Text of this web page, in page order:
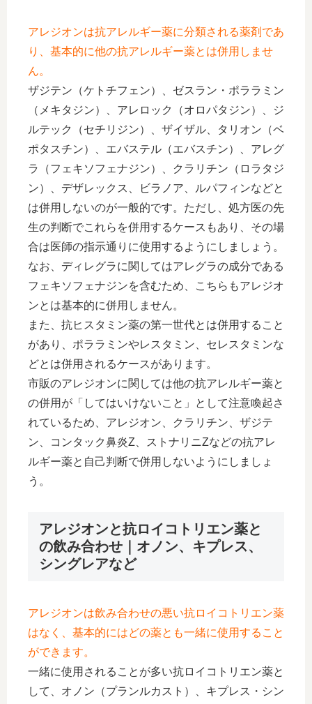
アレジオンは抗アレルギー薬に分類される薬剤であ
り、基本的に他の抗アレルギー薬とは併用しませ
ん。
ザジテン（ケトチフェン）、ゼスラン・ポララミン
（メキタジン）、アレロック（オロパタジン）、ジ
ルテック（セチリジン）、ザイザル、タリオン（ベ
ポタスチン）、エバステル（エバスチン）、アレグ
ラ（フェキソフェナジン）、クラリチン（ロラタジ
ン）、デザレックス、ビラノア、ルパフィンなどと
は併用しないのが一般的です。ただし、処方医の先
生の判断でこれらを併用するケースもあり、その場
合は医師の指示通りに使用するようにしましょう。
なお、ディレグラに関してはアレグラの成分である
フェキソフェナジンを含むため、こちらもアレジオ
ンとは基本的に併用しません。
また、抗ヒスタミン薬の第一世代とは併用すること
があり、ポララミンやレスタミン、セレスタミンな
どとは併用されるケースがあります。
市販のアレジオンに関しては他の抗アレルギー薬と
の併用が「してはいけないこと」として注意喚起さ
れているため、アレジオン、クラリチン、ザジテ
ン、コンタック鼻炎Z、ストナリニZなどの抗アレ
ルギー薬と自己判断で併用しないようにしましょ
う。
アレジオンと抗ロイコトリエン薬と
の飲み合わせ｜オノン、キプレス、
シングレアなど
アレジオンは飲み合わせの悪い抗ロイコトリエン薬
はなく、基本的にはどの薬とも一緒に使用すること
ができます。
一緒に使用されることが多い抗ロイコトリエン薬と
して、オノン（プランルカスト）、キプレス・シン